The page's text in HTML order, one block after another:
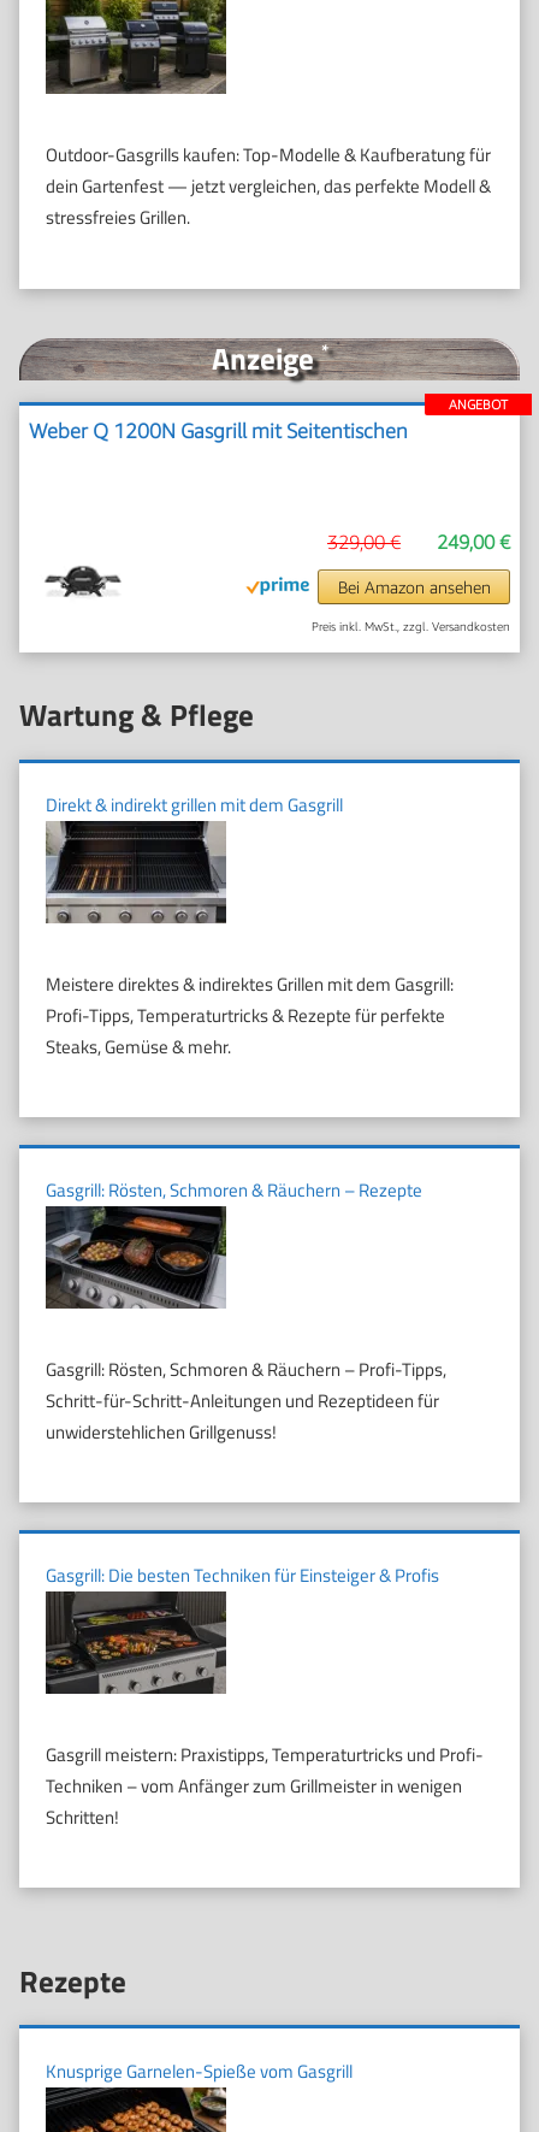
Outdoor-Gasgrills kaufen: Top-Modelle & Kaufberatung für
dein Gartenfest — jetzt vergleichen, das perfekte Modell &
stressfreies Grillen.
Wartung & Pflege
Direkt & indirekt grillen mit dem Gasgrill
Meistere direktes & indirektes Grillen mit dem Gasgrill:
Profi-Tipps, Temperaturtricks & Rezepte für perfekte
Steaks, Gemüse & mehr.
Gasgrill: Rösten, Schmoren & Räuchern – Rezepte
Gasgrill: Rösten, Schmoren & Räuchern – Profi-Tipps,
Schritt-für-Schritt-Anleitungen und Rezeptideen für
unwiderstehlichen Grillgenuss!
Gasgrill: Die besten Techniken für Einsteiger & Profis
Gasgrill meistern: Praxistipps, Temperaturtricks und Profi-
Techniken – vom Anfänger zum Grillmeister in wenigen
Schritten!
Anzeige*
ANGEBOT
Weber Q 1200N Gasgrill mit Seitentischen
249,00 €
329,00 €
Bei Amazon ansehen
Preis inkl. MwSt., zzgl. Versandkosten
Rezepte
Knusprige Garnelen-Spieße vom Gasgrill